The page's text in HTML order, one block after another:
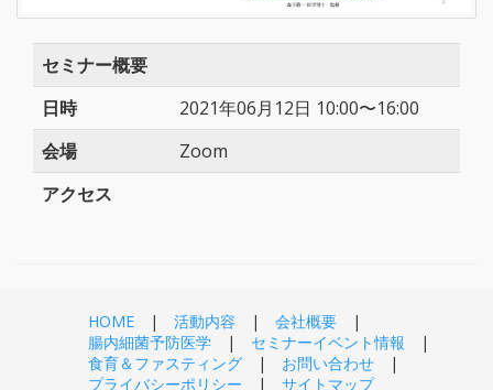
セミナー概要
日時
2021年06月12日 10:00〜16:00
会場
Zoom
アクセス
HOME 活動内容
会社概要
腸内細菌予防医学
セミナーイベント情報
食育＆ファスティング
お問い合わせ
プライバシーポリシー
サイトマップ